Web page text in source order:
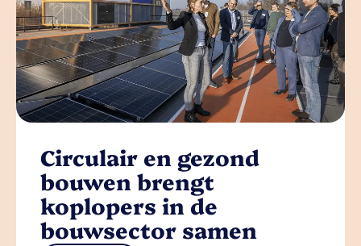
Circulair en gezond
bouwen brengt
koplopers in de
bouwsector samen